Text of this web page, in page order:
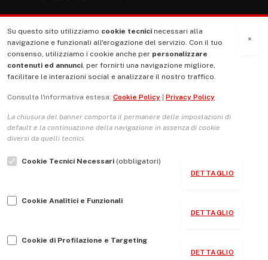
MENU
La Nostra Storia
Le Copertine
L’Associazione
Indirizzo Socio Politico Culturale
Guida per le autrici e gli autori
×
Su questo sito utilizziamo cookie tecnici necessari alla
navigazione e funzionali all'erogazione del servizio. Con il tuo
consenso, utilizziamo i cookie anche per personalizzare
contenuti ed annunci, per fornirti una navigazione migliore,
facilitare le interazioni social e analizzare il nostro traffico.
Consulta l'informativa estesa: Cookie Policy Privacy Policy
La chiusura del banner comporta il permanere delle impostazioni di
default e la continuazione della navigazione in assenza di cookie
diversi da quelli tecnici.
Cookie Tecnici Necessari (obbligatori)
DETTAGLIO
Cookie Analitici e Funzionali
DETTAGLIO
Cookie di Profilazione e Targeting
DETTAGLIO